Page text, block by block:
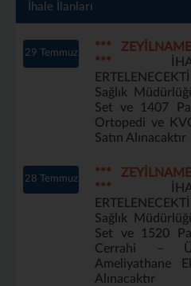
İhale İlanları
29 Temmuz
***
***
Sağlık
Set ve 1407
Ortopedi ve
Satın Alınacaktır
28 Temmuz
***
***
Sağlık
Set ve 1520
Cerrahi –
Ameliyathane
Alınacaktır